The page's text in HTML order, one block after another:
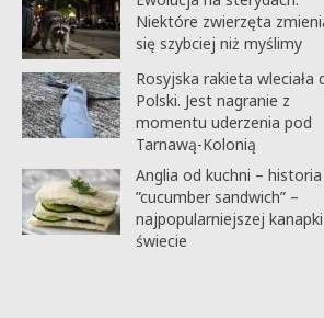
Niektóre zwierzęta
się szybciej niż myślimy
Rosyjska rakieta wleciała
Polski. Jest nagranie z
momentu uderzenia pod
Tarnawą-Kolonią
Anglia od kuchni – historia
”cucumber sandwich” –
najpopularniejszej
świecie